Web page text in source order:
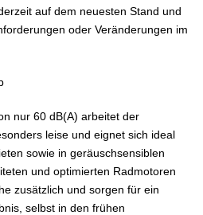
auf dem neuesten Stand und
oder Veränderungen im
nur 60 dB(A) arbeitet der
leise und eignet sich ideal
sowie in geräuschsensiblen
und optimierten Radmotoren
zusätzlich und sorgen für ein
selbst in den frühen